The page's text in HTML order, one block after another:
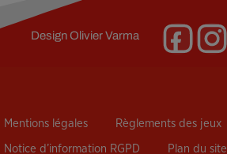
DesignOlivier Varma
Mentions légales Règlements des jeux
Notice d’information RGPD Plan du site